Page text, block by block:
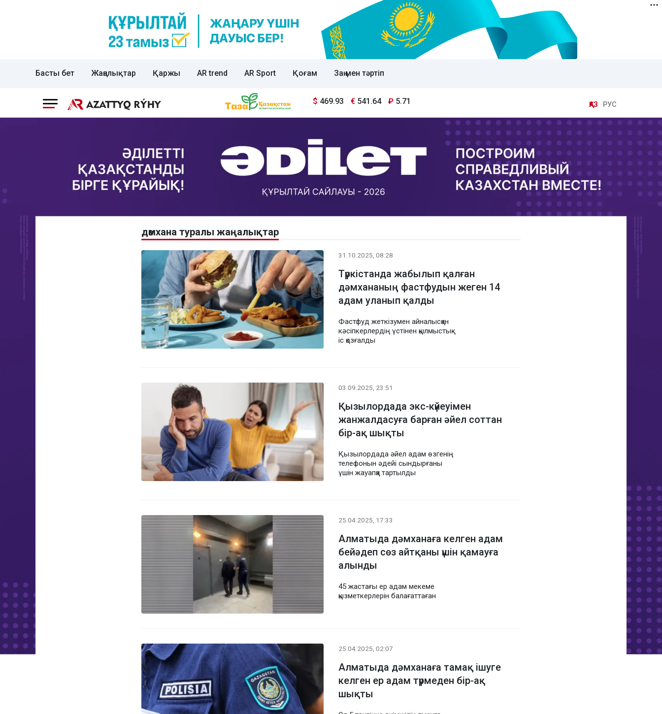
Басты бет Жаңалықтар Қаржы AR trend AR Sport Қоғам Заң мен тәртіп
$ 469.93 € 541.64 ₽ 5.71 ҚАЗ РУС
дәмхана туралы жаңалықтар
31.10.2025, 08:28
Түркістанда жабылып қалған
дәмхананың фастфудын жеген 14
адам уланып қалды
Фастфуд жеткізумен айналысқан
кәсіпкерлердің үстінен қылмыстық
іс қозғалды
03.09.2025, 23:51
Қызылордада экс-күйеуімен
жанжалдасуға барған әйел соттан
бір-ақ шықты
Қызылордада әйел адам өзгенің
телефонын әдейі сындырғаны
үшін жауапқа тартылды
25.04.2025, 17:33
Алматыда дәмханаға келген адам
бейәдеп сөз айтқаны үшін қамауға
алынды
45 жастағы ер адам мекеме
қызметкерлерін балағаттаған
25.04.2025, 02:07
Алматыда дәмханаға тамақ ішуге
келген ер адам түрмеден бір-ақ
шықты